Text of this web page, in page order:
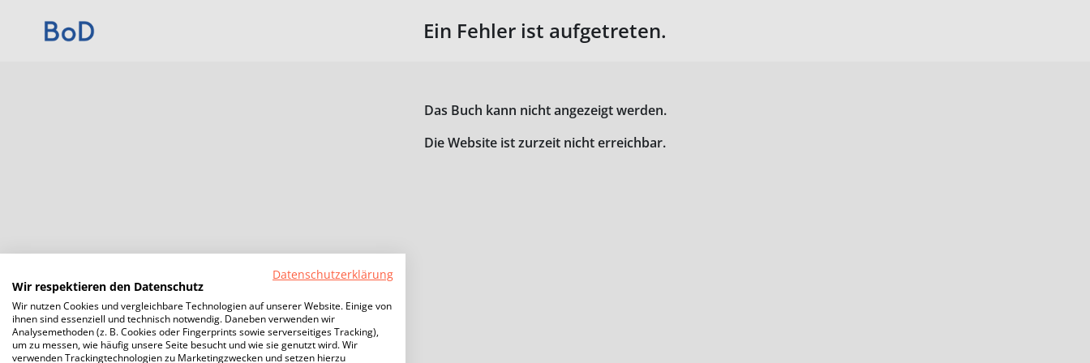
Ein Fehler ist aufgetreten.
Das Buch kann nicht angezeigt werden.
Die Website ist zurzeit nicht erreichbar.
Datenschutzerklärung
Wir respektieren den Datenschutz
Wir nutzen Cookies und vergleichbare Technologien auf unserer Website. Einige von
ihnen sind essenziell und technisch notwendig. Daneben verwenden wir
Analysemethoden (z. B. Cookies oder Fingerprints sowie serverseitiges Tracking),
um zu messen, wie häufig unsere Seite besucht und wie sie genutzt wird. Wir
verwenden Trackingtechnologien zu Marketingzwecken und setzen hierzu